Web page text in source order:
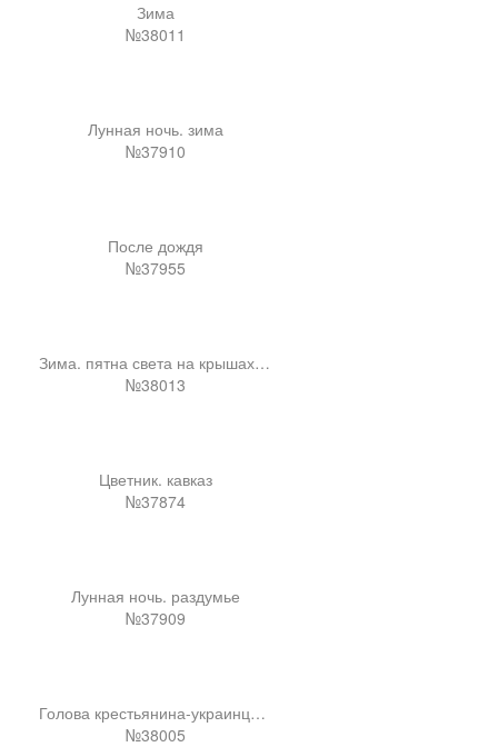
Зима
№38011
Лунная ночь. зима
№37910
После дождя
№37955
Зима. пятна света на крышах хат
№38013
Цветник. кавказ
№37874
Лунная ночь. раздумье
№37909
Голова крестьянина-украинца в соломенной шляпе
№38005